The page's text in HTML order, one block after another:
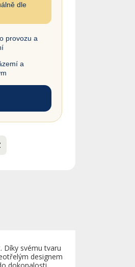
dle
provozu a
a
Díky svému tvaru
designem
dokonalosti.